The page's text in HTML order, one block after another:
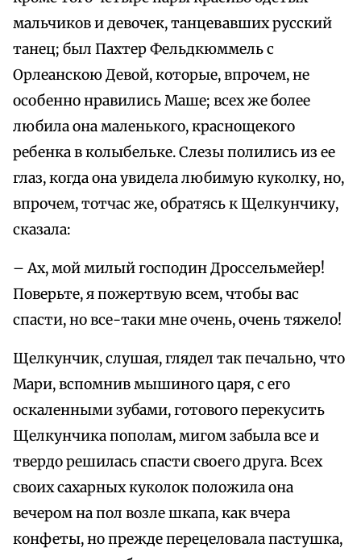
мальчиков и девочек, танцевавших русский
танец; был Пахтер Фельдкюммель с
Орлеанскою Девой, которые, впрочем, не
особенно нравились Маше; всех же более
любила она маленького, краснощекого
ребенка в колыбельке. Слезы полились из ее
глаз, когда она увидела любимую куколку, но,
впрочем, тотчас же, обратясь к Щелкунчику,
сказала:
– Ах, мой милый господин Дроссельмейер!
Поверьте, я пожертвую всем, чтобы вас
спасти, но все-таки мне очень, очень тяжело!
Щелкунчик, слушая, глядел так печально, что
Мари, вспомнив мышиного царя, с его
оскаленными зубами, готового перекусить
Щелкунчика пополам, мигом забыла все и
твердо решилась спасти своего друга. Всех
своих сахарных куколок положила она
вечером на пол возле шкапа, как вчера
конфеты, но прежде перецеловала пастушка,